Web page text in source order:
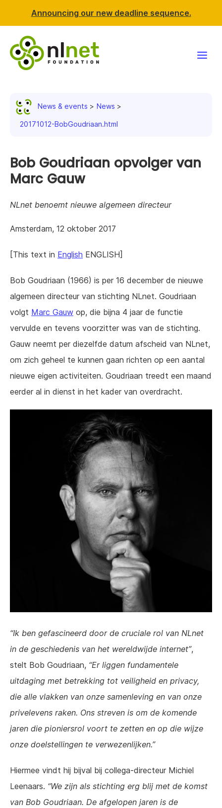
Announcing our new deadline sequence.
Resources
News & events News
20171012-BobGoudriaan.html
Bob Goudriaan opvolger van
Marc Gauw
NLnet benoemt nieuwe algemeen directeur
Amsterdam, 12 oktober 2017
[This text in English ENGLISH]
Bob Goudriaan (1966) is per 16 december de nieuwe
algemeen directeur van stichting NLnet. Goudriaan
volgt Marc Gauw op, die bijna 4 jaar de functie
vervulde en tevens voorzitter was van de stichting.
Gauw neemt per diezelfde datum afscheid van NLnet,
om zich geheel te kunnen gaan richten op een aantal
nieuwe eigen activiteiten. Goudriaan treedt een maand
eerder al in dienst in het kader van overdracht.
Ik ben gefascineerd door de cruciale rol van NLnet
in de geschiedenis van het wereldwijde internet ,
stelt Bob Goudriaan, Er liggen fundamentele
uitdaging met betrekking tot veiligheid en privacy,
die alle vlakken van onze samenleving en van onze
privelevens raken. Ons streven is om de komende
jaren die pioniersrol voort te zetten en op die wijze
onze doelstellingen te verwezenlijken.
Hiermee vindt hij bijval bij collega-directeur Michiel
Leenaars. We zijn als stichting erg blij met de komst
van Bob Goudriaan. De afgelopen jaren is de